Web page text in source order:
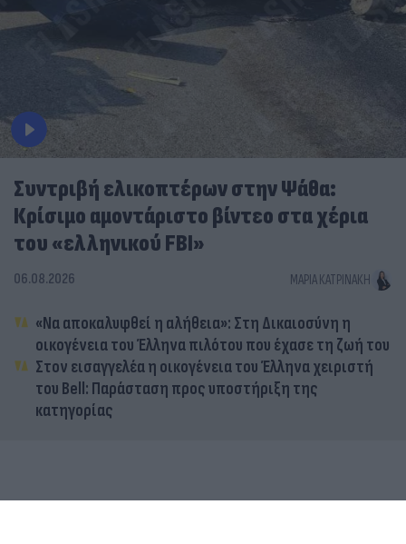
Συντριβή ελικοπτέρων στην Ψάθα:
Κρίσιμο αμοντάριστο βίντεο στα χέρια
του «ελληνικού FBI»
06.08.2026 ΜΑΡΊΑ ΚΑΤΡΙΝΆΚΗ
«Να αποκαλυφθεί η αλήθεια»: Στη Δικαιοσύνη η
οικογένεια του Έλληνα πιλότου που έχασε τη ζωή του
Στον εισαγγελέα η οικογένεια του Έλληνα χειριστή
του Bell: Παράσταση προς υποστήριξη της
κατηγορίας